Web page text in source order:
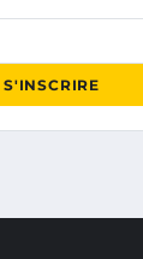
S'INSCRIRE